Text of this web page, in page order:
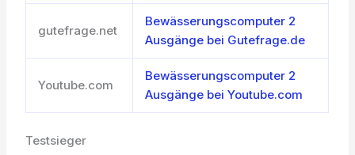
gutefrage.net
Bewässerungscomputer 2
Ausgänge bei Gutefrage.de
Youtube.com
Bewässerungscomputer 2
Ausgänge bei Youtube.com
Testsieger